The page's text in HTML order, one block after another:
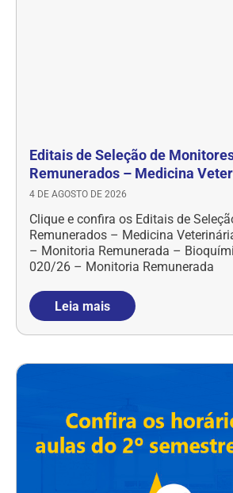
Editais de Seleção de
Remunerados – Medicina
4 DE AGOSTO DE 2026
Clique e confira os Editais de
Remunerados – Medicina
– Monitoria Remunerada –
020/26 – Monitoria Remunerada
Leia mais